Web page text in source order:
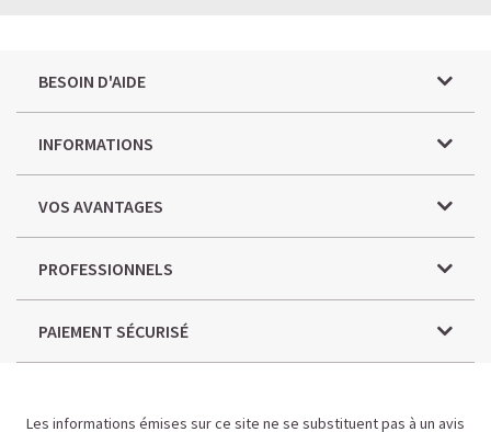
BESOIN D'AIDE
INFORMATIONS
VOS AVANTAGES
PROFESSIONNELS
PAIEMENT SÉCURISÉ
Les informations émises sur ce site ne se substituent pas à un avis